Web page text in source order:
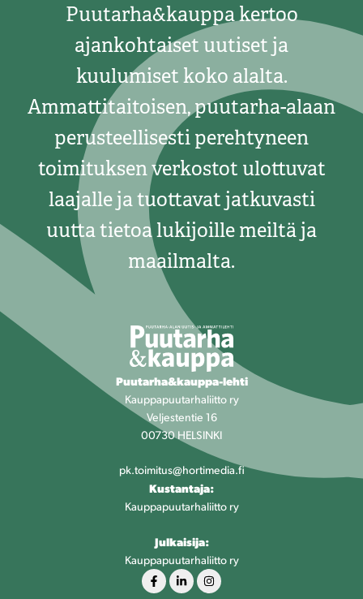
Puutarha&kauppa kertoo
ajankohtaiset uutiset ja
kuulumiset koko alalta.
Ammattitaitoisen, puutarha-alaan
perusteellisesti perehtyneen
toimituksen verkostot ulottuvat
laajalle ja tuottavat jatkuvasti
uutta tietoa lukijoille meiltä ja
maailmalta.
Puutarha&kauppa-lehti
Kauppapuutarhaliitto ry
Veljestentie 16
00730 HELSINKI
pk.toimitus@hortimedia.fi
Kustantaja:
Kauppapuutarhaliitto ry
Julkaisija:
Kauppapuutarhaliitto ry